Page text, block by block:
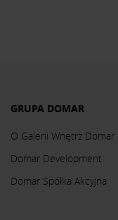
GRUPA DOMAR
O Galerii Wnętrz Domar
Domar Development
Domar Spółka Akcyjna